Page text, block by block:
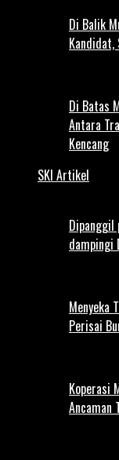
Di Balik
Kandidat,
Di Batas
Antara
Kencang
SKI Artikel
Dipanggil
dampingi
Menyeka
Perisai
Koperasi
Ancaman